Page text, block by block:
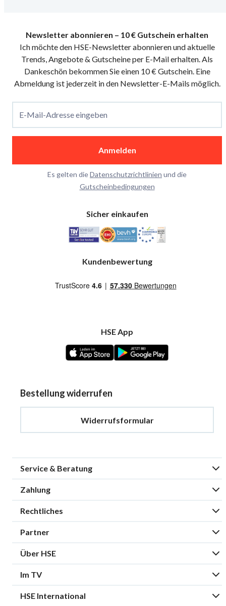
Newsletter abonnieren – 10 € Gutschein erhalten
Ich möchte den HSE-Newsletter abonnieren und aktuelle
Trends, Angebote & Gutscheine per E-Mail erhalten. Als
Dankeschön bekommen Sie einen 10 € Gutschein. Eine
Abmeldung ist jederzeit in den Newsletter-E-Mails möglich.
E-Mail-Adresse eingeben
Anmelden
Es gelten dieDatenschutzrichtlinien und die
Gutscheinbedingungen
Sicher einkaufen
Kundenbewertung
HSE App
Bestellung widerrufen
Widerrufsformular
Service & Beratung
Zahlung
Rechtliches
Partner
Über HSE
Im TV
HSE International